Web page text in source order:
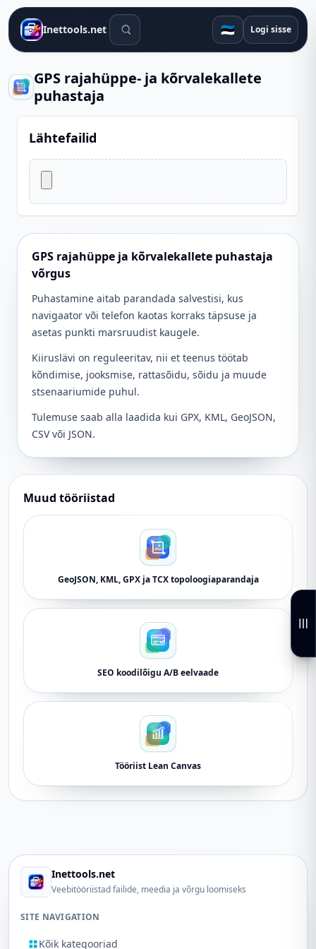
Inettools.net Otsingutööriistad 🇪🇪 Logi sisse
GPS rajahüppe- ja kõrvalekallete
puhastaja
Lähtefailid
GPS rajahüppe ja kõrvalekallete puhastaja
võrgus
Puhastamine aitab parandada salvestisi, kus
navigaator või telefon kaotas korraks täpsuse ja
asetas punkti marsruudist kaugele.
Kiiruslävi on reguleeritav, nii et teenus töötab
kõndimise, jooksmise, rattasõidu, sõidu ja muude
stsenaariumide puhul.
Tulemuse saab alla laadida kui GPX, KML, GeoJSON,
CSV või JSON.
Muud tööriistad
GeoJSON, KML, GPX ja TCX topoloogiaparandaja
SEO koodilõigu A/B eelvaade
Tööriist Lean Canvas
Inettools.net
Veebitööriistad failide, meedia ja võrgu loomiseks
SITE NAVIGATION
Kõik kategooriad